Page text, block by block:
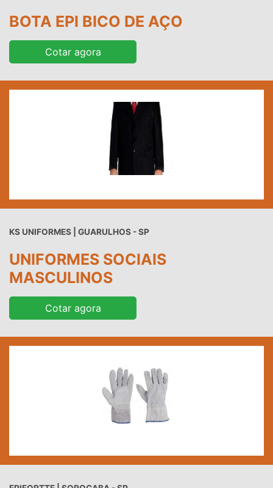
BOTA EPI BICO DE AÇO
Cotar agora
KS UNIFORMES | GUARULHOS - SP
UNIFORMES SOCIAIS
MASCULINOS
Cotar agora